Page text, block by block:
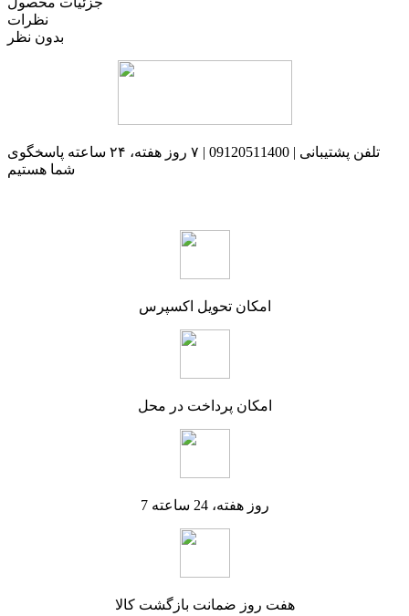
نظرات
بدون نظر
تلفن پشتیبانی | 09120511400 | ۷ روز هفته، ۲۴ ساعته پاسخگوی
شما هستیم
امکان تحویل اکسپرس
امکان پرداخت در محل
7 روز هفته، 24 ساعته
هفت روز ضمانت بازگشت کالا